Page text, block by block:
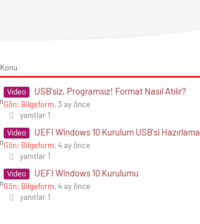
Konu
Video USB'siz, Programsız! Format Nasıl Atılır?
Gön: Bilgeform, 3 ay önce
yanıtlar 1
Video UEFI Windows 10 Kurulum USB'si Hazırlama
Gön: Bilgeform, 4 ay önce
yanıtlar 1
Video UEFI Windows 10 Kurulumu
Gön: Bilgeform, 4 ay önce
yanıtlar 1